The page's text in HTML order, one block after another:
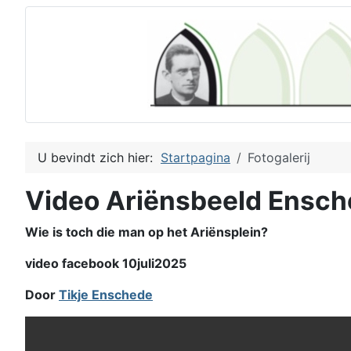
U bevindt zich hier: Startpagina Fotogalerij
Video Ariënsbeeld
Wie is toch die man op het Ariënsplein?
video facebook 10juli2025
Door Tikje Enschede